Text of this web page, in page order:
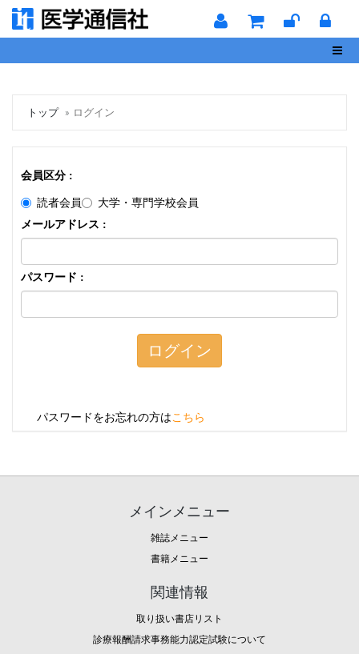
トップ ログイン
会員区分 :
読者会員
大学・専門学校会員
メールアドレス :
パスワード :
ログイン
パスワードをお忘れの方はこちら
メインメニュー
雑誌メニュー
書籍メニュー
関連情報
取り扱い書店リスト
診療報酬請求事務能力認定試験について